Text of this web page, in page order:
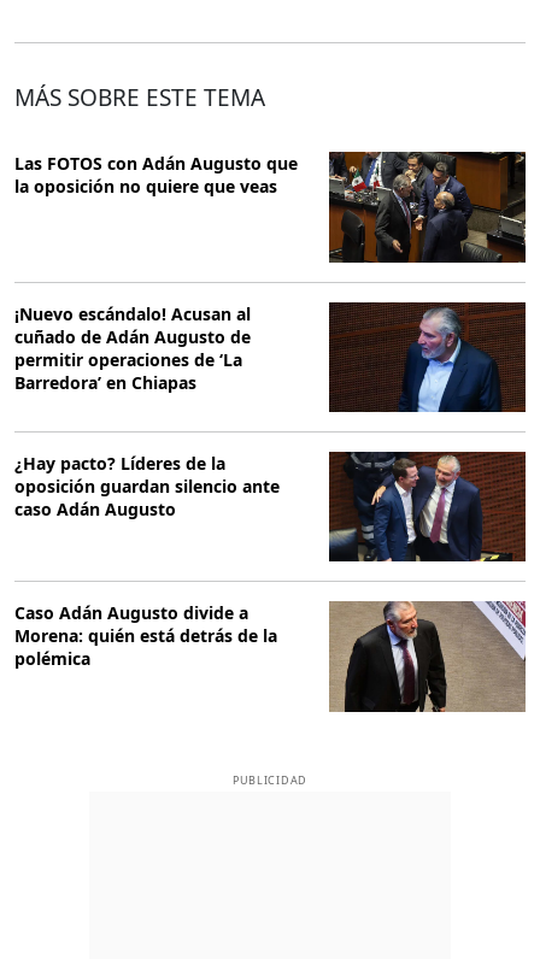
MÁS SOBRE ESTE TEMA
Las FOTOS con Adán Augusto que
la oposición no quiere que veas
¡Nuevo escándalo! Acusan al
cuñado de Adán Augusto de
permitir operaciones de ‘La
Barredora’ en Chiapas
¿Hay pacto? Líderes de la
oposición guardan silencio ante
caso Adán Augusto
Caso Adán Augusto divide a
Morena: quién está detrás de la
polémica
PUBLICIDAD